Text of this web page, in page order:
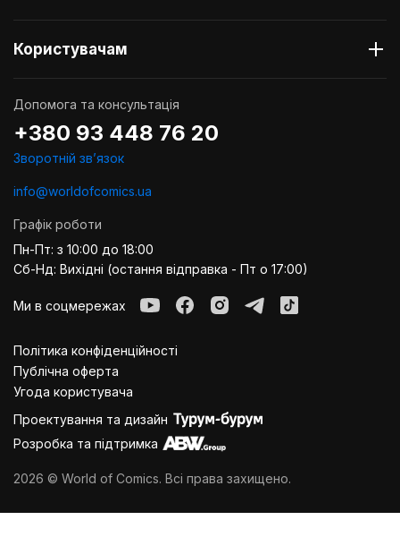
Користувачам
Допомога та консультація
+380 93 448 76 20
Зворотній звʼязок
info@worldofcomics.ua
Графік роботи
Пн-Пт: з 10:00 до 18:00
Сб-Нд: Вихідні (остання відправка - Пт о 17:00)
Ми в соцмережах
Політика конфіденційності
Публiчна оферта
Угода користувача
Проектування та дизайн
Розробка та підтримка
2026 © World of Comics. Всі права захищено.